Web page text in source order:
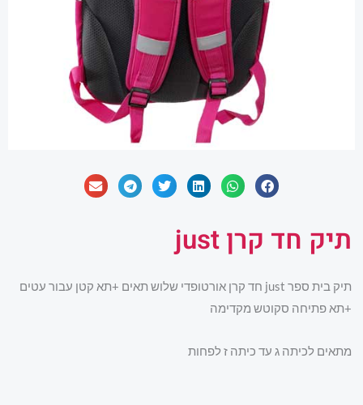
תיק חד קרן just
תיק בית ספר just חד קרן אורטופדי שלוש תאים +תא קטן עבור עטים
+תא פתיחה סקוטש מקדימה
מתאים לכיתה ג עד כיתה ז לפחות